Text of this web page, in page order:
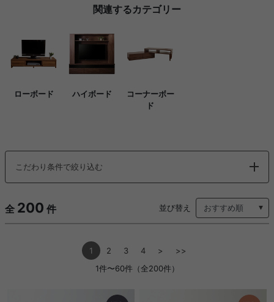
関連するカテゴリー
ローボード ハイボード
コーナーボー
ド
こだわり条件で絞り込む
全 200 件 並び替え
1 2 3 4 >
>>
1件〜60件（全200件）